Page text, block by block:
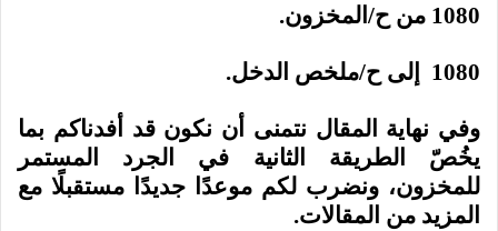
1080 من ح/المخزون.
1080 إلى ح/ملخص الدخل.
وفي نهاية المقال نتمنى أن نكون قد أفدناكم بما
يخُصّ الطريقة الثانية في الجرد المستمر
للمخزون، ونضرب لكم موعدًا جديدًا مستقبلًا مع
المزيد من المقالات.